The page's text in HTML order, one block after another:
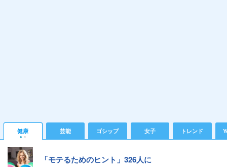
健康 芸能 ゴシップ 女子 トレンド
「モテるためのヒント」326人に